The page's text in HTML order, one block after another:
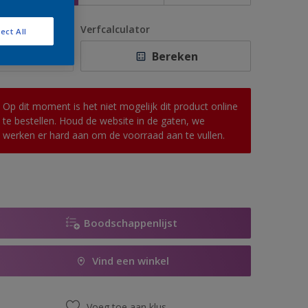
Verfcalculator
Bereken
Op dit moment is het niet mogelijk dit product online
te bestellen. Houd de website in de gaten, we
werken er hard aan om de voorraad aan te vullen.
Boodschappenlijst
Vind een winkel
All